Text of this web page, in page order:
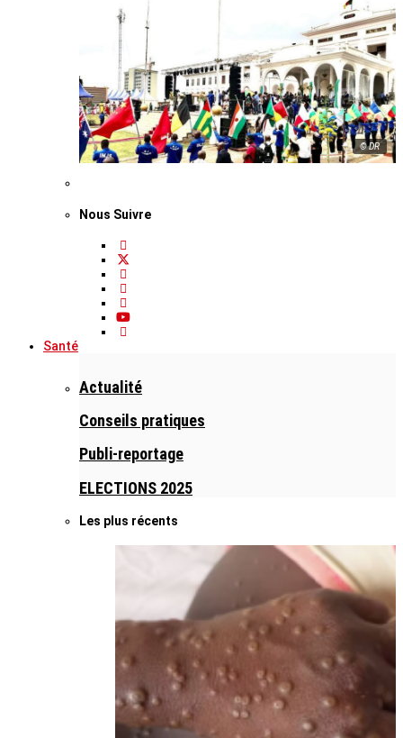
© DR
Nous Suivre
Santé
Actualité
Conseils pratiques
Publi-reportage
ELECTIONS 2025
Les plus récents